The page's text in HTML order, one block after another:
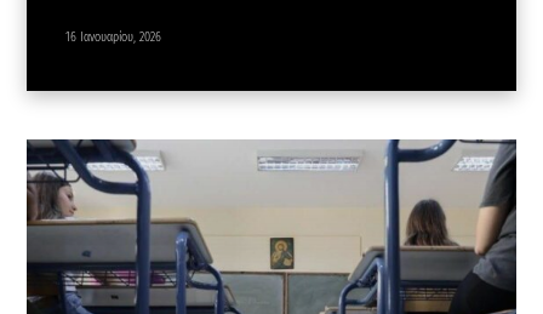
16 Ιανουαρίου, 2026